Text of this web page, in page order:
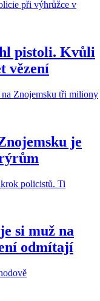
pistoli. Kvůli
vězení
je
si muž na
odmítají